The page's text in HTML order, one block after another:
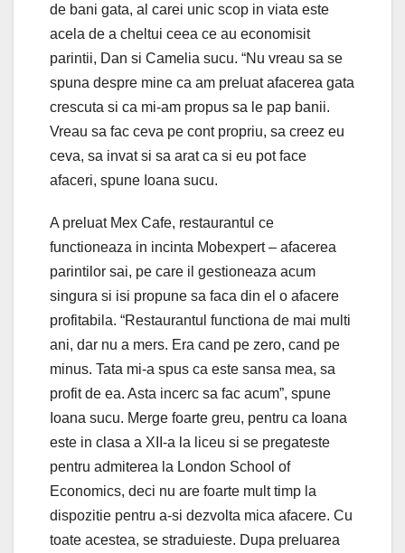
de bani gata, al carei unic scop in viata este
acela de a cheltui ceea ce au economisit
parintii, Dan si Camelia sucu. “Nu vreau sa se
spuna despre mine ca am preluat afacerea gata
crescuta si ca mi-am propus sa le pap banii.
Vreau sa fac ceva pe cont propriu, sa creez eu
ceva, sa invat si sa arat ca si eu pot face
afaceri, spune Ioana sucu.
A preluat Mex Cafe, restaurantul ce
functioneaza in incinta Mobexpert – afacerea
parintilor sai, pe care il gestioneaza acum
singura si isi propune sa faca din el o afacere
profitabila. “Restaurantul functiona de mai multi
ani, dar nu a mers. Era cand pe zero, cand pe
minus. Tata mi-a spus ca este sansa mea, sa
profit de ea. Asta incerc sa fac acum”, spune
Ioana sucu. Merge foarte greu, pentru ca Ioana
este in clasa a XII-a la liceu si se pregateste
pentru admiterea la London School of
Economics, deci nu are foarte mult timp la
dispozitie pentru a-si dezvolta mica afacere. Cu
toate acestea, se straduieste. Dupa preluarea